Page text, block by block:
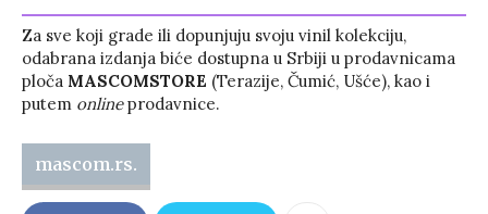
Za sve koji grade ili dopunjuju svoju vinil kolekciju,
odabrana izdanja biće dostupna u Srbiji u prodavnicama
ploča MASCOMSTORE (Terazije, Čumić, Ušće), kao i
putem onlineprodavnice.
mascom.rs.